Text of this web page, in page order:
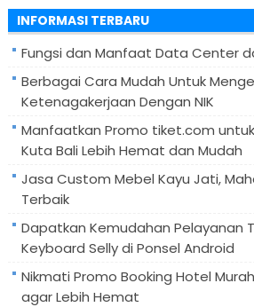
untuk:
INFORMASI TERBARU
Fungsi dan Manfaat Data Center
Berbagai Cara Mudah Untuk
Ketenagakerjaan Dengan NIK
Manfaatkan Promo tiket.com
Kuta Bali Lebih Hemat dan Mudah
Jasa Custom Mebel Kayu Jati,
Terbaik
Dapatkan Kemudahan Pelayanan
Keyboard Selly di Ponsel Android
Nikmati Promo Booking Hotel
agar Lebih Hemat